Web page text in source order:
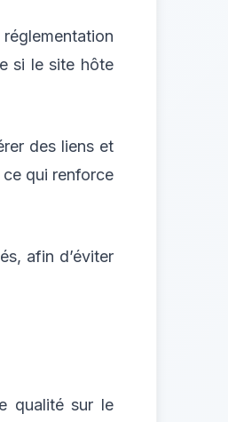
si le site hôte
des liens et
qui renforce
afin d’éviter
qualité sur le